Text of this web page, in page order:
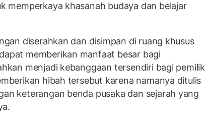
memperkaya khasanah budaya dan belajar
diserahkan dan disimpan di ruang khusus
memberikan manfaat besar bagi
menjadi kebanggaan tersendiri bagi pemilik
hibah tersebut karena namanya ditulis
keterangan benda pusaka dan sejarah yang